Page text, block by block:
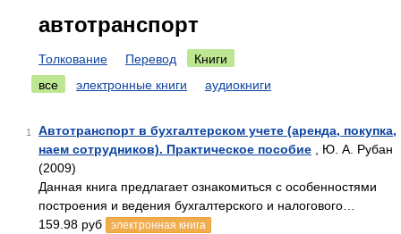
автотранспорт
Толкование Перевод
Книги
все
электронные книги аудиокниги
1
Автотранспорт в бухгалтерском учете (аренда, покупка,
наем сотрудников). Практическое пособие , Ю. А. Рубан
(2009)
Данная книга предлагает ознакомиться с особенностями
построения и ведения бухгалтерского и налогового…
159.98 руб
электронная книга